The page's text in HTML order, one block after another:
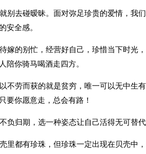
去碰暧昧。面对弥足珍贵的爱情，我
安全感。
的别忙，经营好自己，珍惜当下时光，
陪你骑马喝酒走四方。
劳而获的就是贫穷，唯一可以无中生
要你愿意走，总会有路！
归期，选一种姿态让自己活得无可替代
都有珍珠，但珍珠一定出现在贝壳中，